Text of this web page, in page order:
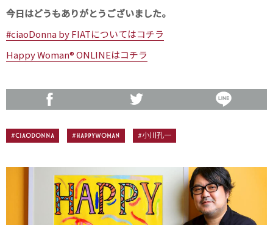
今日はどうもありがとうございました。
#ciaoDonna by FIATについてはコチラ
Happy Woman® ONLINEはコチラ
#ciaoDonna #happywoman #小川孔一